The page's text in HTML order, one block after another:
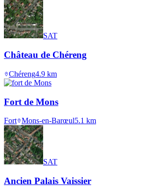
SAT
Château de Chéreng
Chéreng4.9 km
Fort de Mons
Fort Mons-en-Barœul5.1 km
SAT
Ancien Palais Vaissier